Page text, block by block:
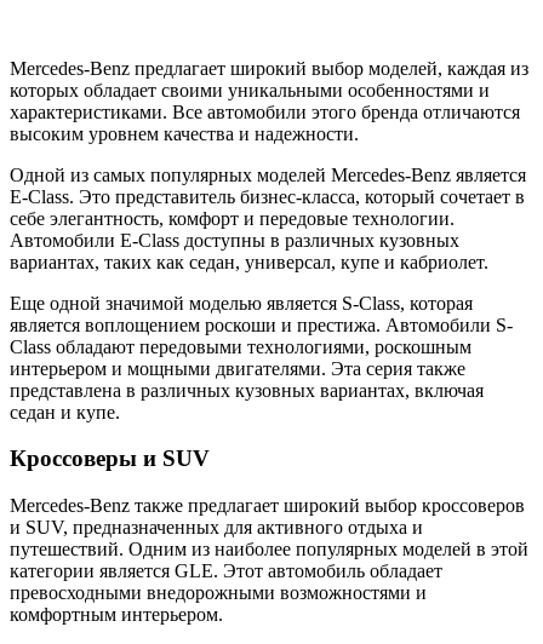
Mercedes-Benz предлагает широкий выбор моделей, каждая из
которых обладает своими уникальными особенностями и
характеристиками. Все автомобили этого бренда отличаются
высоким уровнем качества и надежности.
Одной из самых популярных моделей Mercedes-Benz является
E-Class. Это представитель бизнес-класса, который сочетает в
себе элегантность, комфорт и передовые технологии.
Автомобили E-Class доступны в различных кузовных
вариантах, таких как седан, универсал, купе и кабриолет.
Еще одной значимой моделью является S-Class, которая
является воплощением роскоши и престижа. Автомобили S-
Class обладают передовыми технологиями, роскошным
интерьером и мощными двигателями. Эта серия также
представлена в различных кузовных вариантах, включая
седан и купе.
Кроссоверы и SUV
Mercedes-Benz также предлагает широкий выбор кроссоверов
и SUV, предназначенных для активного отдыха и
путешествий. Одним из наиболее популярных моделей в этой
категории является GLE. Этот автомобиль обладает
превосходными внедорожными возможностями и
комфортным интерьером.